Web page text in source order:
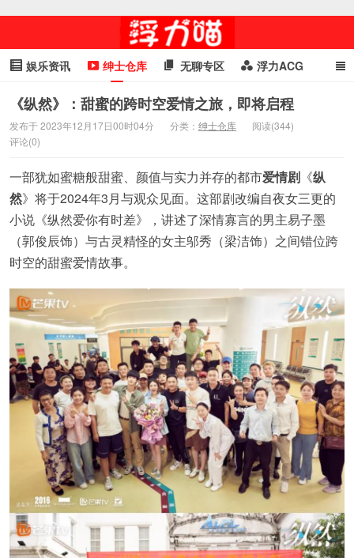
娱乐资讯 绅士仓库 无聊专区 浮力ACG
浮力GIF 明星头条 浮力资讯 头条女神 萌妹专区
cosplay
《纵然》：甜蜜的跨时空爱情之旅，即将启程
发布于 2023年12月17日00时04分 分类： 绅士仓库
阅读(344)
评论(0)
一部犹如蜜糖般甜蜜、颜值与实力并存的都市爱情剧 《纵
然》将于2024年3月与观众见面。这部剧改编自夜女三更的
小说《纵然爱你有时差》，讲述了深情寡言的男主易子墨
（郭俊辰饰）与古灵精怪的女主邬秀（梁洁饰）之间错位跨
时空的甜蜜爱情故事。